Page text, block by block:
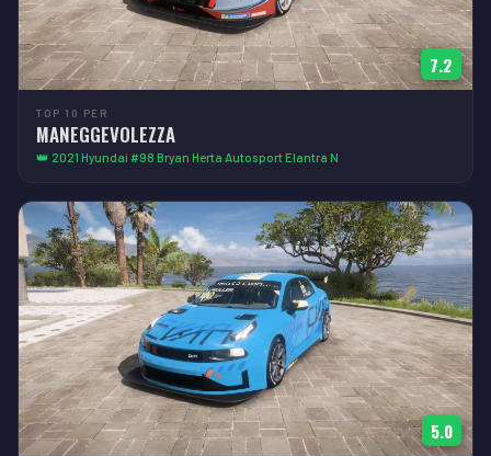
7.2
TOP 10 PER
MANEGGEVOLEZZA
👑 2021 Hyundai #98 Bryan Herta Autosport Elantra N
5.0